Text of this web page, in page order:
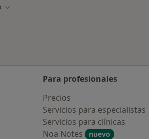
Cambiar de ciudad
Para profesionales
Precios
Servicios para especialistas
Servicios para clínicas
Noa Notes
nuevo